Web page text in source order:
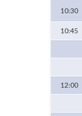
10:30
10:45
12:00